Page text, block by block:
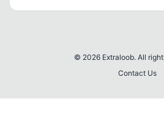
© 2026 Extraloob. All
Contact Us